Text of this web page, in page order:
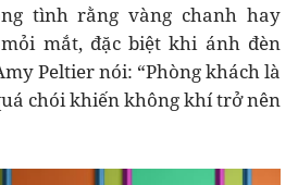
tình rằng vàng chanh hay
mắt, đặc biệt khi ánh đèn
Peltier nói: “Phòng khách là
chói khiến không khí trở nên